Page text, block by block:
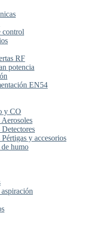
control
RF
potencia
EN54
y CO
y accesorios
humo